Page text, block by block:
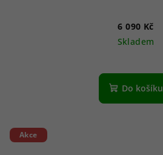
6 090 Kč
Skladem
Do košíku
Akce